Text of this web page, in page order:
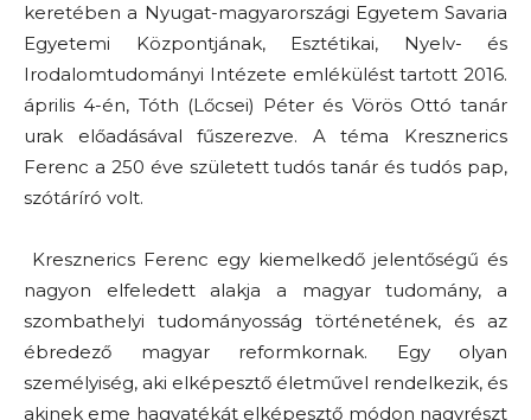
keretében a Nyugat-magyarországi Egyetem Savaria
Egyetemi Központjának, Esztétikai, Nyelv- és
Irodalomtudományi Intézete emlékülést tartott 2016.
április 4-én, Tóth (Lőcsei) Péter és Vörös Ottó tanár
urak előadásával fűszerezve. A téma Kresznerics
Ferenc a 250 éve született tudós tanár és tudós pap,
szótáríró volt.
Kresznerics Ferenc egy kiemelkedő jelentőségű és
nagyon elfeledett alakja a magyar tudomány, a
szombathelyi tudományosság történetének, és az
ébredező magyar reformkornak. Egy olyan
személyiség, aki elképesztő életművel rendelkezik, és
akinek eme hagyatékát elképesztő módon nagyrészt